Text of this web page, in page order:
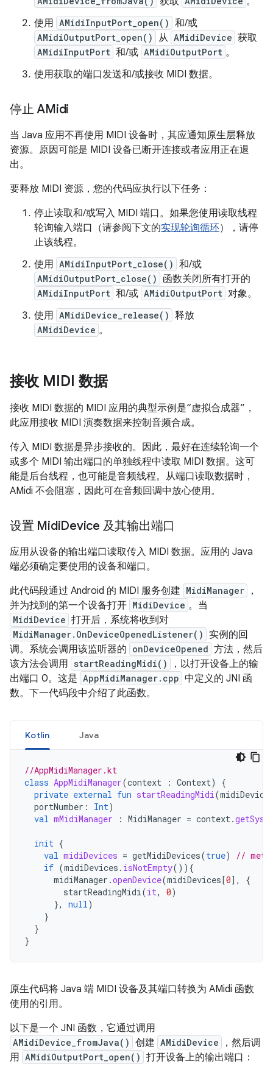
使用 AMidiInputPort_open() 和/或
AMidiOutputPort_open() 从 AMidiDevice 获取
AMidiInputPort 和/或 AMidiOutputPort 。
使用获取的端口发送和/或接收 MIDI 数据。
停止 AMidi
当 Java 应用不再使用 MIDI 设备时，其应通知原生层释放
资源。原因可能是 MIDI 设备已断开连接或者应用正在退
出。
要释放 MIDI 资源，您的代码应执行以下任务：
停止读取和/或写入 MIDI 端口。如果您使用读取线程
轮询输入端口（请参阅下文的实现轮询循环），请停
止该线程。
使用 AMidiInputPort_close() 和/或
AMidiOutputPort_close() 函数关闭所有打开的
AMidiInputPort 和/或 AMidiOutputPort 对象。
使用 AMidiDevice_release() 释放
AMidiDevice 。
接收 MIDI 数据
接收 MIDI 数据的 MIDI 应用的典型示例是“虚拟合成器”，
此应用接收 MIDI 演奏数据来控制音频合成。
传入 MIDI 数据是异步接收的。因此，最好在连续轮询一个
或多个 MIDI 输出端口的单独线程中读取 MIDI 数据。这可
能是后台线程，也可能是音频线程。从端口读取数据时，
AMidi 不会阻塞，因此可在音频回调中放心使用。
设置 MidiDevice 及其输出端口
应用从设备的输出端口读取传入 MIDI 数据。应用的 Java
端必须确定要使用的设备和端口。
此代码段通过 Android 的 MIDI 服务创建 MidiManager
，
并为找到的第一个设备打开 MidiDevice 。当
MidiDevice 打开后，系统将收到对
MidiManager.OnDeviceOpenedListener()
实例的回
调。系统会调用该监听器的 onDeviceOpened 方法，然后
该方法会调用 startReadingMidi()
，以打开设备上的输
出端口 0。这是 AppMidiManager.cpp 中定义的 JNI 函
数。下一代码段中介绍了此函数。
Kotlin Java
//AppMidiManager.kt
class AppMidiManager(context : Context)
{
private external fun startReadingMidi(midiDevice
portNumber : Int)
val mMidiManager : MidiManager = context.
init {
val midiDevices = getMidiDevices(true)
//
if (midiDevices . isNotEmpty()){
midiManager .openDevice(midiDevices [0] ,
{
startReadingMidi(it, 0)
},
null)
}
}
}
原生代码将 Java 端 MIDI 设备及其端口转换为 AMidi 函数
使用的引用。
以下是一个 JNI 函数，它通过调用
AMidiDevice_fromJava() 创建 AMidiDevice
，然后调
用 AMidiOutputPort_open() 打开设备上的输出端口：